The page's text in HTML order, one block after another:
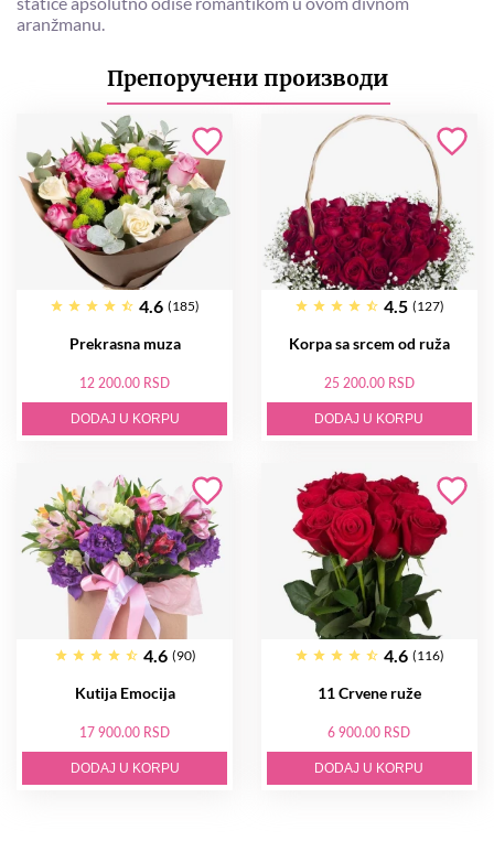
aranžmanu.
Препоручени производи
4.6 (185)
Prekrasna muza
12 200.00 RSD
DODAJ U KORPU
4.5 (127)
Korpa sa srcem od ruža
25 200.00 RSD
DODAJ U KORPU
4.6 (90)
Kutija Emocija
17 900.00 RSD
DODAJ U KORPU
4.6 (116)
11 Crvene ruže
6 900.00 RSD
DODAJ U KORPU